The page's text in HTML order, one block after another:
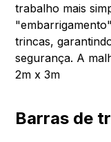
trabalho mais
trincas,
segurança. A
2m x 3m
Barras de